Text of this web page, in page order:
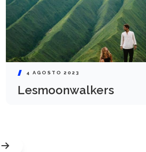
4 AGOSTO 2023
Lesmoonwalkers